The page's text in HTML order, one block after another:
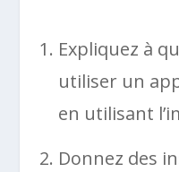
Expliquez à
utiliser un
en utilisant
Donnez des